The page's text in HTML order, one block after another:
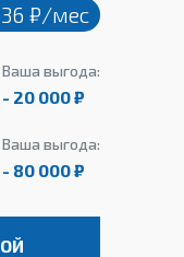
₽/мес
Ваша выгода:
- 20 000 ₽
Ваша выгода:
- 80 000 ₽